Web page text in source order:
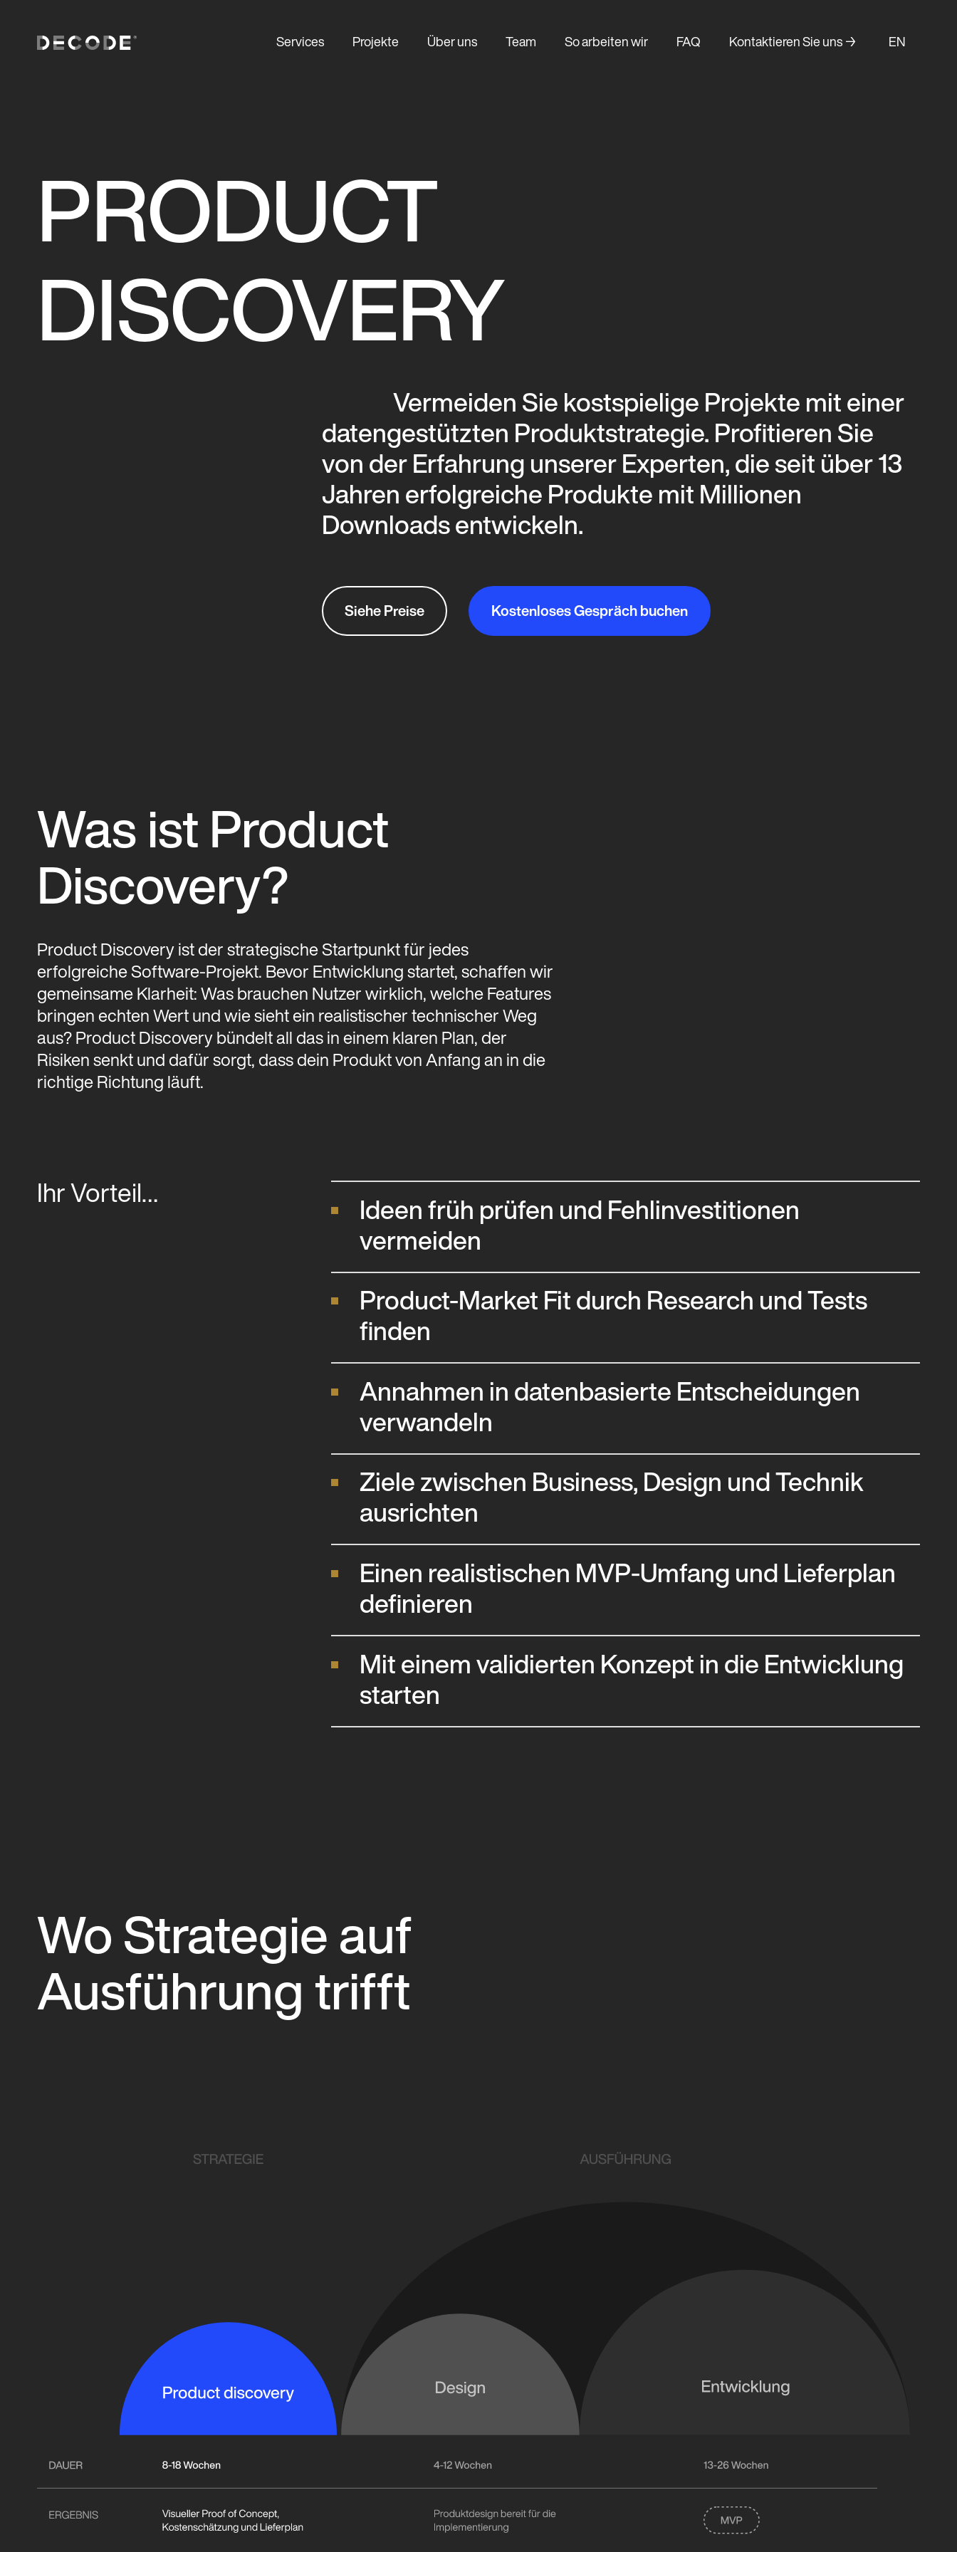
Services Projekte Über uns Team So arbeiten wir FAQ Kontaktieren Sie uns → EN
PRODUCT
DISCOVERY
Vermeiden Sie kostspielige Projekte mit einer
datengestützten Produktstrategie. Profitieren Sie
von der Erfahrung unserer Experten, die seit über 13
Jahren erfolgreiche Produkte mit Millionen
Downloads entwickeln.
Siehe Preise Kostenloses Gespräch buchen
Was ist Product
Discovery?
Product Discovery ist der strategische Startpunkt für jedes
erfolgreiche Software-Projekt. Bevor Entwicklung startet, schaffen wir
gemeinsame Klarheit: Was brauchen Nutzer wirklich, welche Features
bringen echten Wert und wie sieht ein realistischer technischer Weg
aus? Product Discovery bündelt all das in einem klaren Plan, der
Risiken senkt und dafür sorgt, dass dein Produkt von Anfang an in die
richtige Richtung läuft.
Ihr Vorteil…
Ideen früh prüfen und Fehlinvestitionen
vermeiden
Product-Market Fit durch Research und Tests
finden
Annahmen in datenbasierte Entscheidungen
verwandeln
Ziele zwischen Business, Design und Technik
ausrichten
Einen realistischen MVP-Umfang und Lieferplan
definieren
Mit einem validierten Konzept in die Entwicklung
starten
Wo Strategie auf
Ausführung trifft